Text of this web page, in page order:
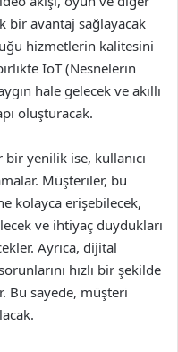
bir avantaj sağlayacak
hizmetlerin kalitesini
IoT (Nesnelerin
hale gelecek ve akıllı
oluşturacak.
yenilik ise, kullanıcı
Müşteriler, bu
kolayca erişebilecek,
ve ihtiyaç duydukları
Ayrıca, dijital
hızlı bir şekilde
Bu sayede, müşteri